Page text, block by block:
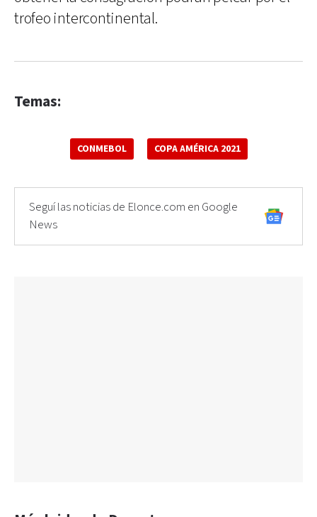
trofeo intercontinental.
Temas:
CONMEBOL COPA AMÉRICA 2021
Seguí las noticias de Elonce.com en Google
News